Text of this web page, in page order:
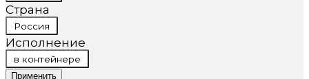
Страна
Страна
Россия
Исполнение
Исполнение
в контейнере
Применить